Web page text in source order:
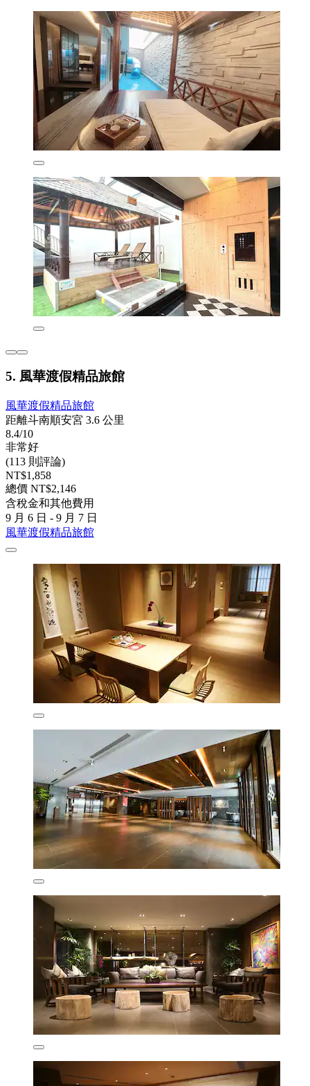
5. 風華渡假精品旅館
風華渡假精品旅館
距離斗南順安宮 3.6 公里
8.4/10
非常好
(113 則評論)
NT$1,858
總價 NT$2,146
含稅金和其他費用
9 月 6 日 - 9 月 7 日
風華渡假精品旅館